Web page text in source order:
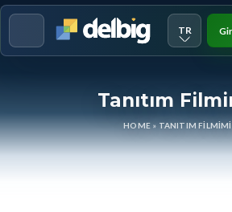
TR
Tanıtım
HOME » TANITIM